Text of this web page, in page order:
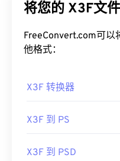
将您的 X3F文
FreeConvert.com可以
他格式：
X3F 转换器
X3F 到 PS
X3F 到 PSD